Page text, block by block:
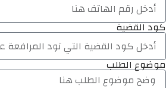
كود القضية
موضوع الطلب